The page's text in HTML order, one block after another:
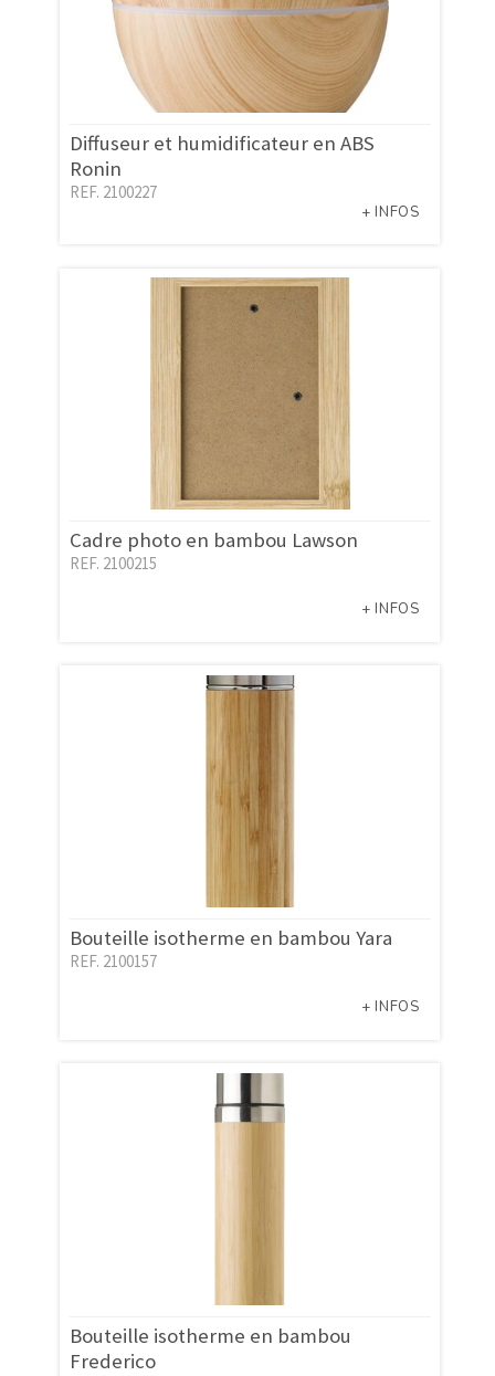
Diffuseur et humidificateur en ABS
Ronin
REF. 2100227
+ INFOS
Cadre photo en bambou Lawson
REF. 2100215
+ INFOS
Bouteille isotherme en bambou Yara
REF. 2100157
+ INFOS
Bouteille isotherme en bambou
Frederico